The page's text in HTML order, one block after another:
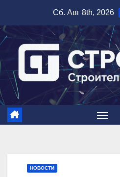
содержимому
Сб. Авг 8th, 2026
НОВОСТИ